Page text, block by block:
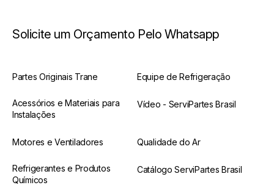
Solicite um Orçamento Pelo Whatsapp
Partes Originais Trane Equipe de Refrigeração
Acessórios e Materiais para
Instalações
Vídeo - ServiPartes Brasil
Motores e Ventiladores Qualidade do Ar
Refrigerantes e Produtos
Químicos
Catálogo ServiPartes Brasil